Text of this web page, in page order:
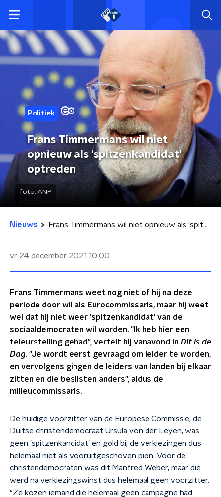
Politiek
Frans Timmermans wil niet
opnieuw als 'spitzenkandidat'
optreden
foto: ANP
Nieuws Frans Timmermans wil niet opnieuw als 'spitzenkandidat' optreden
vr 24 december 2021 10:00
Frans Timmermans weet nog niet of hij na deze
periode door wil als Eurocommissaris, maar hij weet
wel dat hij niet weer 'spitzenkandidat' van de
sociaaldemocraten wil worden. "Ik heb hier een
teleurstelling gehad", vertelt hij vanavond in Dit is de
Dag. "Je wordt eerst gevraagd om leider te worden,
en vervolgens gingen de leiders van landen bij elkaar
zitten en die beslisten anders", aldus de
milieucommissaris.
De huidige voorzitter van de Europese Commissie, de
Duitse christendemocraat Ursula von der Leyen, was
geen 'spitzenkandidat' en gold bij de verkiezingen dus
helemaal niet als vooruitgeschoven pion. Voor de
christendemocraten was dit Manfred Weber, maar die
werd na verkiezingswinst dus helemaal geen voorzitter.
"Ze kozen iemand die helemaal geen campagne had